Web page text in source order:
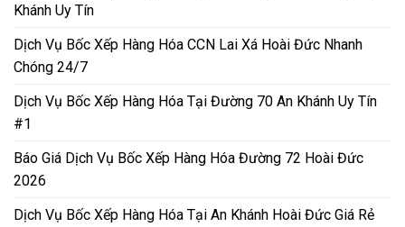
Khánh Uy Tín
Dịch Vụ Bốc Xếp Hàng Hóa CCN Lai Xá Hoài Đức Nhanh
Chóng 24/7
Dịch Vụ Bốc Xếp Hàng Hóa Tại Đường 70 An Khánh Uy Tín
#1
Báo Giá Dịch Vụ Bốc Xếp Hàng Hóa Đường 72 Hoài Đức
2026
Dịch Vụ Bốc Xếp Hàng Hóa Tại An Khánh Hoài Đức Giá Rẻ